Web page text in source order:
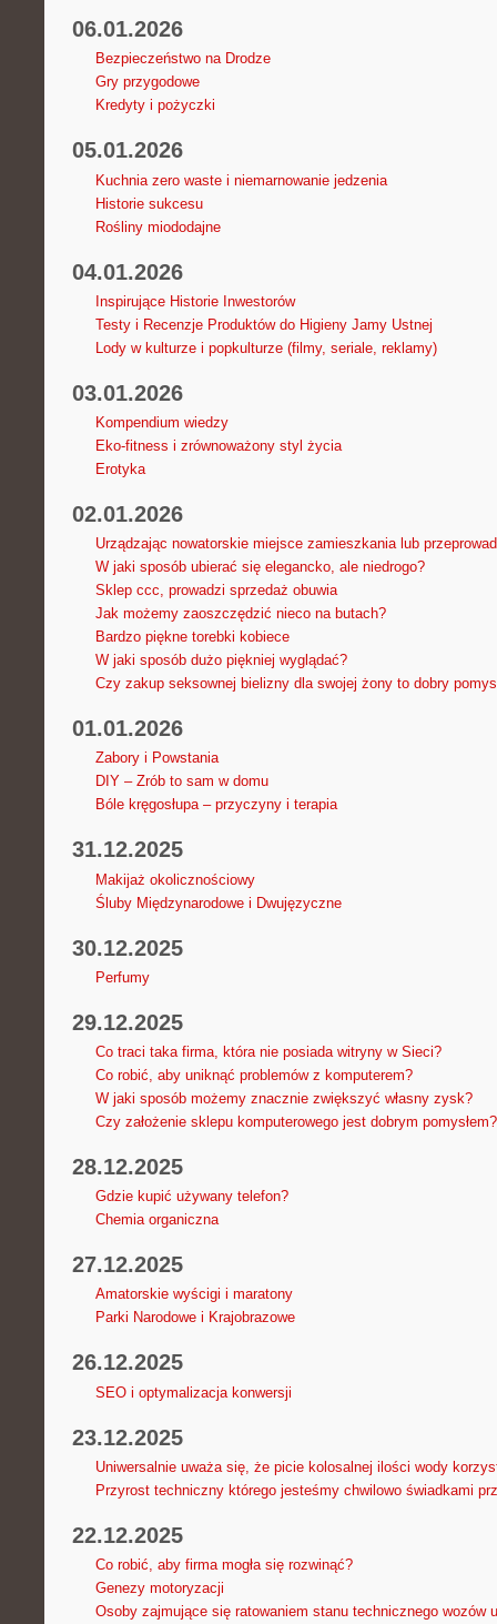
06.01.2026
Bezpieczeństwo na Drodze
Gry przygodowe
Kredyty i pożyczki
05.01.2026
Kuchnia zero waste i niemarnowanie jedzenia
Historie sukcesu
Rośliny miododajne
04.01.2026
Inspirujące Historie Inwestorów
Testy i Recenzje Produktów do Higieny Jamy Ustnej
Lody w kulturze i popkulturze (filmy, seriale, reklamy)
03.01.2026
Kompendium wiedzy
Eko-fitness i zrównoważony styl życia
Erotyka
02.01.2026
Urządzając nowatorskie miejsce zamieszkania lub
W jaki sposób ubierać się elegancko, ale niedrogo?
Sklep ccc, prowadzi sprzedaż obuwia
Jak możemy zaoszczędzić nieco na butach?
Bardzo piękne torebki kobiece
W jaki sposób dużo piękniej wyglądać?
Czy zakup seksownej bielizny dla swojej żony to dobry
01.01.2026
Zabory i Powstania
DIY – Zrób to sam w domu
Bóle kręgosłupa – przyczyny i terapia
31.12.2025
Makijaż okolicznościowy
Śluby Międzynarodowe i Dwujęzyczne
30.12.2025
Perfumy
29.12.2025
Co traci taka firma, która nie posiada witryny w Sieci?
Co robić, aby uniknąć problemów z komputerem?
W jaki sposób możemy znacznie zwiększyć własny zysk?
Czy założenie sklepu komputerowego jest dobrym pomysłem?
28.12.2025
Gdzie kupić używany telefon?
Chemia organiczna
27.12.2025
Amatorskie wyścigi i maratony
Parki Narodowe i Krajobrazowe
26.12.2025
SEO i optymalizacja konwersji
23.12.2025
Uniwersalnie uważa się, że picie kolosalnej ilości wody
Przyrost techniczny którego jesteśmy chwilowo świadkami
22.12.2025
Co robić, aby firma mogła się rozwinąć?
Genezy motoryzacji
Osoby zajmujące się ratowaniem stanu technicznego wozów